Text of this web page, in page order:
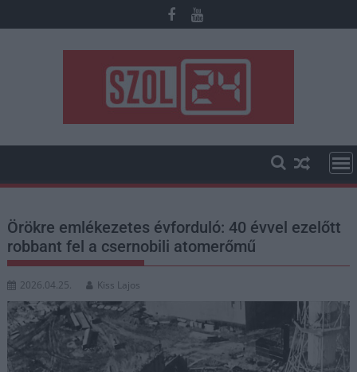
to
Örökre emlékezetes évforduló: 40 évvel ezelőtt
robbant fel a csernobili atomerőmű
2026.04.25. Kiss Lajos